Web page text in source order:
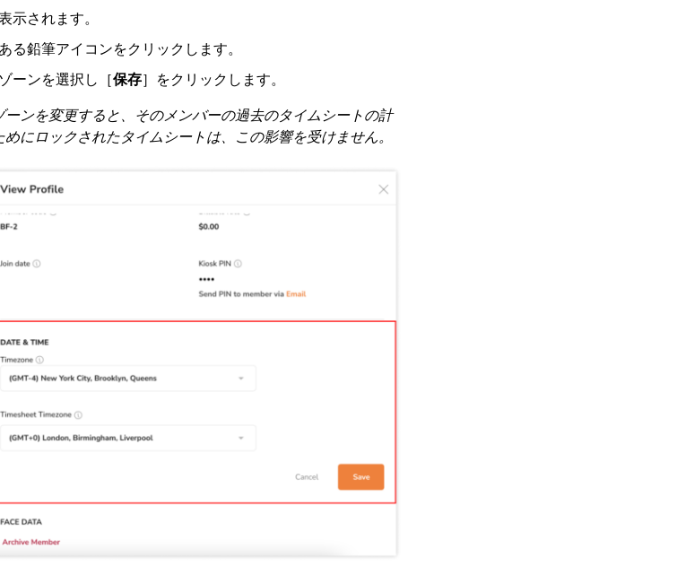
示されます。
る鉛筆アイコンをクリックします。
ーンを選択し［保存］をクリックします。
ンを変更すると、そのメンバーの過去のタイムシートの計
にロックされたタイムシートは、この影響を受けません。